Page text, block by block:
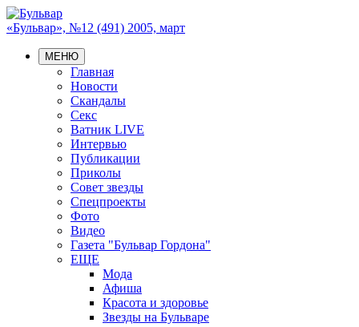
«Бульвар», №12 (491) 2005, март
МЕНЮ
Главная
Новости
Скандалы
Секс
Ватник LIVE
Интервью
Публикации
Приколы
Совет звезды
Спецпроекты
Фото
Видео
Газета "Бульвар Гордона"
ЕЩЕ
Мода
Афиша
Красота и здоровье
Звезды на Бульваре